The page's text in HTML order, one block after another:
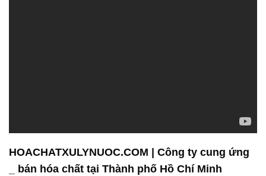
HOACHATXULYNUOC.COM | Công ty cung ứng
_ bán hóa chất tại Thành phố Hồ Chí Minh